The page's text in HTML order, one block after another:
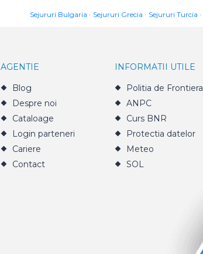
Sejururi Bulgaria Sejururi Grecia Sejururi Turcia
AGENTIE
Blog
Despre noi
Cataloage
Login parteneri
Cariere
Contact
INFORMATII UTILE
Politia de Frontiera
ANPC
Curs BNR
Protectia datelor
Meteo
SOL